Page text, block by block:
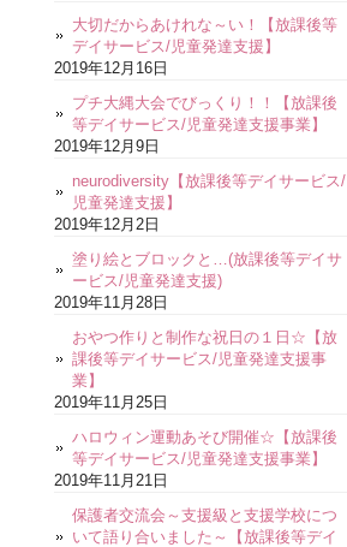
大切だからあけれな～い！【放課後等
デイサービス/児童発達支援】
2019年12月16日
プチ大縄大会でびっくり！！【放課後
等デイサービス/児童発達支援事業】
2019年12月9日
neurodiversity【放課後等デイサービス/
児童発達支援】
2019年12月2日
塗り絵とブロックと…(放課後等デイサ
ービス/児童発達支援)
2019年11月28日
おやつ作りと制作な祝日の１日☆【放
課後等デイサービス/児童発達支援事
業】
2019年11月25日
ハロウィン運動あそび開催☆【放課後
等デイサービス/児童発達支援事業】
2019年11月21日
保護者交流会～支援級と支援学校につ
いて語り合いました～【放課後等デイ